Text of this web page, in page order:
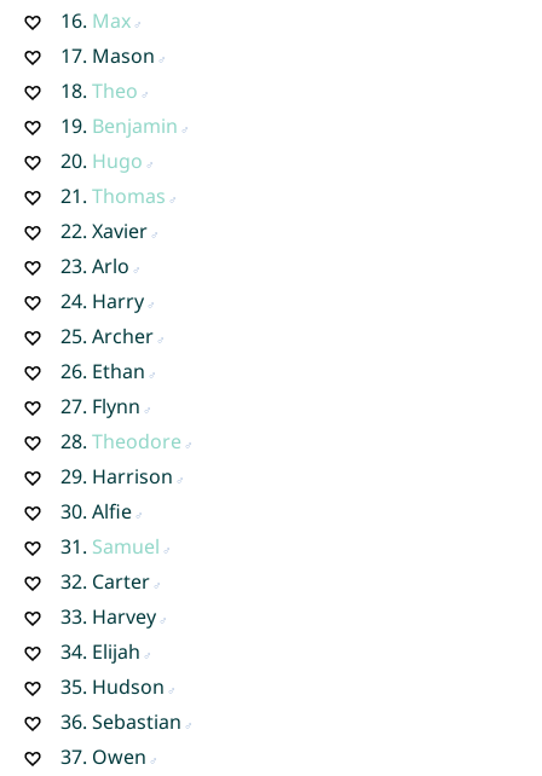
16. Max
17. Mason
18. Theo
19. Benjamin
20. Hugo
21. Thomas
22. Xavier
23. Arlo
24. Harry
25. Archer
26. Ethan
27. Flynn
28. Theodore
29. Harrison
30. Alfie
31. Samuel
32. Carter
33. Harvey
34. Elijah
35. Hudson
36. Sebastian
37. Owen